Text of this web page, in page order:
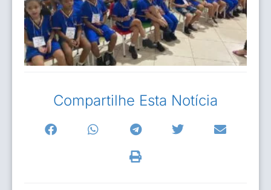
Compartilhe Esta Notícia